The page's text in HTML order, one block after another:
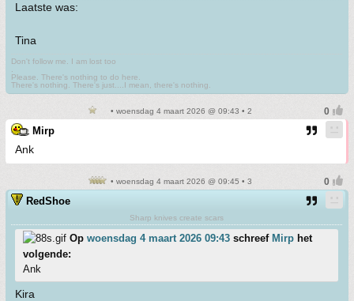
Laatste was:
Tina
Don't follow me. I am lost too
Please. There's nothing to do here.
There's nothing. There's just....I mean, there's nothing.
• woensdag 4 maart 2026 @ 09:43 • 2
Mirp
Ank
• woensdag 4 maart 2026 @ 09:45 • 3
RedShoe
Sharp knives create scars
Op woensdag 4 maart 2026 09:43 schreef Mirp het
volgende:
Ank
Kira